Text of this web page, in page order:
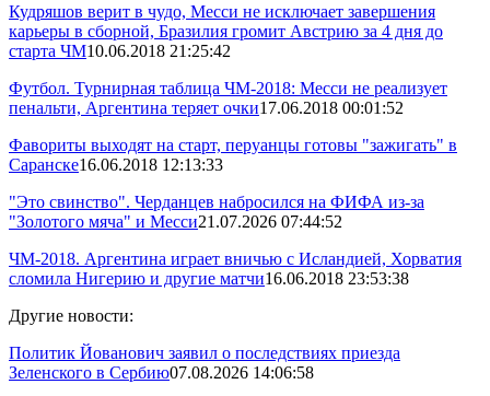
Кудряшов верит в чудо, Месси не исключает завершения
карьеры в сборной, Бразилия громит Австрию за 4 дня до
старта ЧМ10.06.2018 21:25:42
Футбол. Турнирная таблица ЧМ-2018: Месси не реализует
пенальти, Аргентина теряет очки17.06.2018 00:01:52
Фавориты выходят на старт, перуанцы готовы "зажигать" в
Саранске16.06.2018 12:13:33
"Это свинство". Черданцев набросился на ФИФА из-за
"Золотого мяча" и Месси21.07.2026 07:44:52
ЧМ-2018. Аргентина играет вничью с Исландией, Хорватия
сломила Нигерию и другие матчи16.06.2018 23:53:38
Другие новости:
Политик Йованович заявил о последствиях приезда
Зеленского в Сербию07.08.2026 14:06:58